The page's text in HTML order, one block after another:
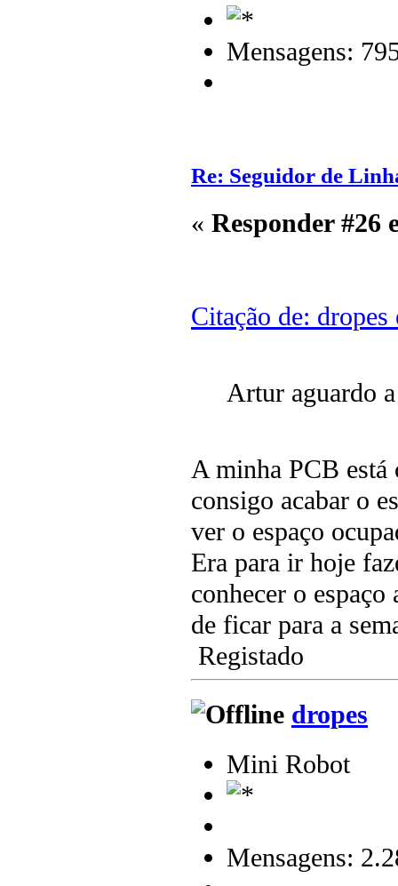
Mensagens:
Re: Seguidor de
« Responder #26
Citação de:
Artur aguardo
A minha PCB está
consigo acabar o
ver o espaço
Era para ir hoje
conhecer o
de ficar para a
Registado
dropes
Mini Robot
Mensagens: